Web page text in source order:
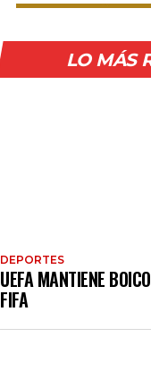
LO MÁS
DEPORTES
UEFA MANTIENE
FIFA